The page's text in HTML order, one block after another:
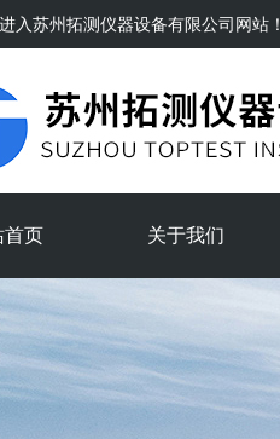
入苏州拓测仪器设备有限公司 网站！
首页 关于我们